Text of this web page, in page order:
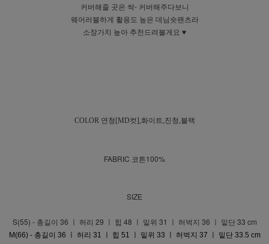
커버해줄 곳은 싹- 커버해주다보니
웨어러블하게 활용도 높은 데님숏팬츠라
소장가치 높아 추천드려볼게요 ♥
COLOR 연청[MD컷],화이트,진청,블랙
FABRIC 코튼100%
SIZE
S(55) - 총길이 36 ㅣ 허리 29 ㅣ 힙 48 ㅣ 밑위 31 ㅣ 허벅지 36 ㅣ 밑단 33 cm
M(66) - 총길이 36 ㅣ 허리 31 ㅣ 힙 51 ㅣ 밑위 33 ㅣ 허벅지 37 ㅣ 밑단 33.5 cm